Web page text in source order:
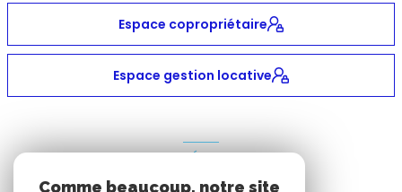
Espace copropriétaire
Espace gestion locative
ADHÉRENTS
Comme beaucoup, notre site